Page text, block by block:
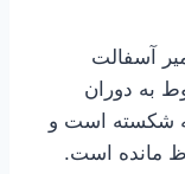
آسفالت
به دوران
شکسته است و
مانده است.